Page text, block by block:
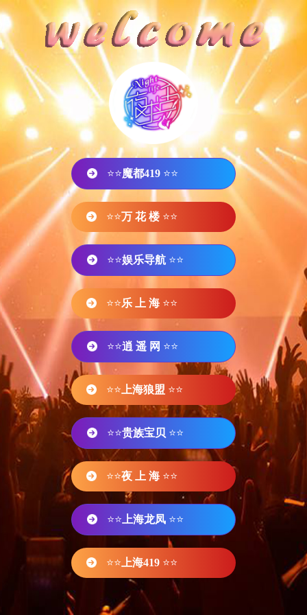
⭐⭐魔都419 ⭐⭐
⭐⭐万 花 楼 ⭐⭐
⭐⭐娱乐导航 ⭐⭐
⭐⭐乐 上 海 ⭐⭐
⭐⭐逍 遥 网 ⭐⭐
⭐⭐ 上海狼盟 ⭐⭐
⭐⭐贵族宝贝 ⭐⭐
⭐⭐夜 上 海 ⭐⭐
⭐⭐ 上海龙凤 ⭐⭐
⭐⭐ 上海419 ⭐⭐